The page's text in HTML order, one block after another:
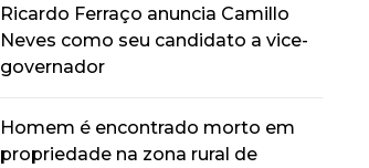
Ricardo Ferraço anuncia Camillo
Neves como seu candidato a vice-
governador
Homem é encontrado morto em
propriedade na zona rural de